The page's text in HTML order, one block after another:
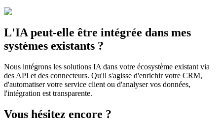
L'IA peut-elle être intégrée dans mes
systèmes existants ?
Nous intégrons les solutions IA dans votre écosystème existant via
des API et des connecteurs. Qu'il s'agisse d'enrichir votre CRM,
d'automatiser votre service client ou d'analyser vos données,
l'intégration est transparente.
Vous hésitez encore ?